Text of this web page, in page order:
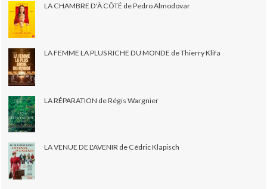
LA CHAMBRE D'À CÔTÉ de Pedro Almodovar
LA FEMME LA PLUS RICHE DU MONDE de Thierry Klifa
LA RÉPARATION de Régis Wargnier
LA VENUE DE L'AVENIR de Cédric Klapisch